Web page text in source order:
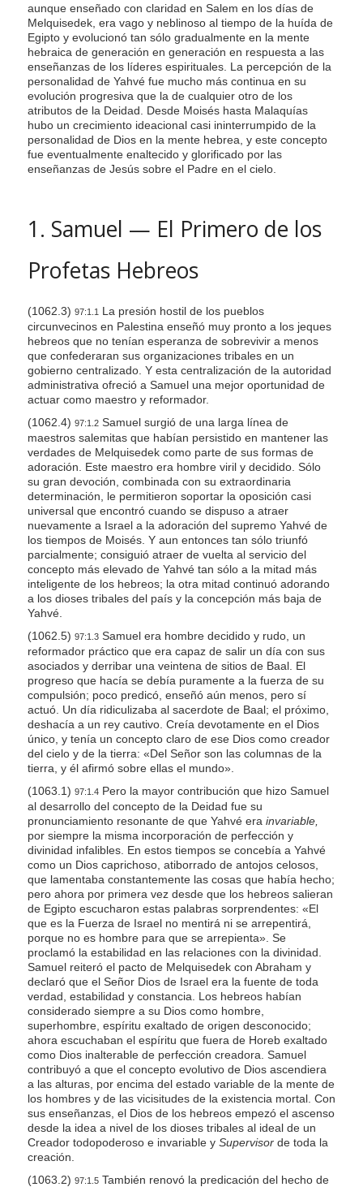
m
aunque enseñado con claridad en Salem en los días de
Melquisedek, era vago y neblinoso al tiempo de la huída de
Egipto y evolucionó tan sólo gradualmente en la mente
hebraica de generación en generación en respuesta a las
enseñanzas de los líderes espirituales. La percepción de la
personalidad de Yahvé fue mucho más continua en su
evolución progresiva que la de cualquier otro de los
atributos de la Deidad. Desde Moisés hasta Malaquías
hubo un crecimiento ideacional casi ininterrumpido de la
personalidad de Dios en la mente hebrea, y este concepto
fue eventualmente enaltecido y glorificado por las
enseñanzas de Jesús sobre el Padre en el cielo.
1. Samuel — El Primero de los
Profetas Hebreos
(1062.3) 97:1.1 La presión hostil de los pueblos
circunvecinos en Palestina enseñó muy pronto a los jeques
hebreos que no tenían esperanza de sobrevivir a menos
que confederaran sus organizaciones tribales en un
gobierno centralizado. Y esta centralización de la autoridad
administrativa ofreció a Samuel una mejor oportunidad de
actuar como maestro y reformador.
(1062.4) 97:1.2Samuel surgió de una larga línea de
maestros salemitas que habían persistido en mantener las
verdades de Melquisedek como parte de sus formas de
adoración. Este maestro era hombre viril y decidido. Sólo
su gran devoción, combinada con su extraordinaria
determinación, le permitieron soportar la oposición casi
universal que encontró cuando se dispuso a atraer
nuevamente a Israel a la adoración del supremo Yahvé de
los tiempos de Moisés. Y aun entonces tan sólo triunfó
parcialmente; consiguió atraer de vuelta al servicio del
concepto más elevado de Yahvé tan sólo a la mitad más
inteligente de los hebreos; la otra mitad continuó adorando
a los dioses tribales del país y la concepción más baja de
Yahvé.
(1062.5) 97:1.3Samuel era hombre decidido y rudo, un
reformador práctico que era capaz de salir un día con sus
asociados y derribar una veintena de sitios de Baal. El
progreso que hacía se debía puramente a la fuerza de su
compulsión; poco predicó, enseñó aún menos, pero sí
actuó. Un día ridiculizaba al sacerdote de Baal; el próximo,
deshacía a un rey cautivo. Creía devotamente en el Dios
único, y tenía un concepto claro de ese Dios como creador
del cielo y de la tierra: «Del Señor son las columnas de la
tierra, y él afirmó sobre ellas el mundo».
(1063.1) 97:1.4Pero la mayor contribución que hizo Samuel
al desarrollo del concepto de la Deidad fue su
pronunciamiento resonante de que Yahvé era invariable,
por siempre la misma incorporación de perfección y
divinidad infalibles. En estos tiempos se concebía a Yahvé
como un Dios caprichoso, atiborrado de antojos celosos,
que lamentaba constantemente las cosas que había hecho;
pero ahora por primera vez desde que los hebreos salieran
de Egipto escucharon estas palabras sorprendentes: «El
que es la Fuerza de Israel no mentirá ni se arrepentirá,
porque no es hombre para que se arrepienta». Se
proclamó la estabilidad en las relaciones con la divinidad.
Samuel reiteró el pacto de Melquisedek con Abraham y
declaró que el Señor Dios de Israel era la fuente de toda
verdad, estabilidad y constancia. Los hebreos habían
considerado siempre a su Dios como hombre,
superhombre, espíritu exaltado de origen desconocido;
ahora escuchaban el espíritu que fuera de Horeb exaltado
como Dios inalterable de perfección creadora. Samuel
contribuyó a que el concepto evolutivo de Dios ascendiera
a las alturas, por encima del estado variable de la mente de
los hombres y de las vicisitudes de la existencia mortal. Con
sus enseñanzas, el Dios de los hebreos empezó el ascenso
desde la idea a nivel de los dioses tribales al ideal de un
Creador todopoderoso e invariable y Supervisorde toda la
creación.
(1063.2) 97:1.5También renovó la predicación del hecho de